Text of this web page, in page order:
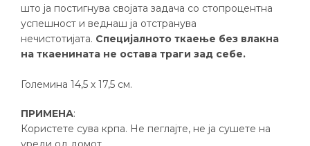
што ја постигнува својата задача со стопроцентна
успешност и веднаш ја отстранува
нечистотијата. Специјалното ткаење без влакна
на ткаенината не остава траги зад себе.
Големина 14,5 х 17,5 см.
ПРИМЕНА:
Користете сува крпа. Не пеглајте, не ја сушете на